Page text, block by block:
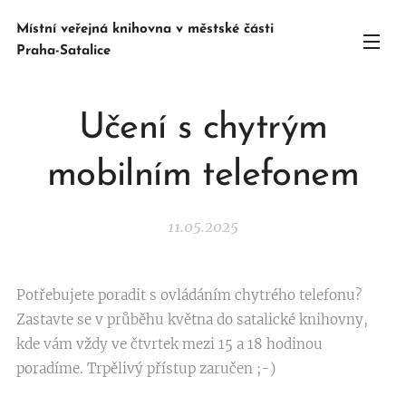
Místní veřejná knihovna v městské části
Praha-Satalice
Učení s chytrým
mobilním telefonem
11.05.2025
Potřebujete poradit s ovládáním chytrého telefonu?
Zastavte se v průběhu května do satalické knihovny,
kde vám vždy ve čtvrtek mezi 15 a 18 hodinou
poradíme. Trpělivý přístup zaručen ;-)